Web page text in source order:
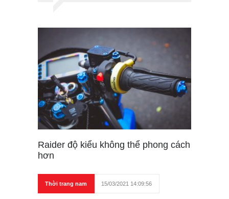
Raider độ kiểu không thể phong cách
hơn
Thời trang nam 15/03/2021 14:09:56